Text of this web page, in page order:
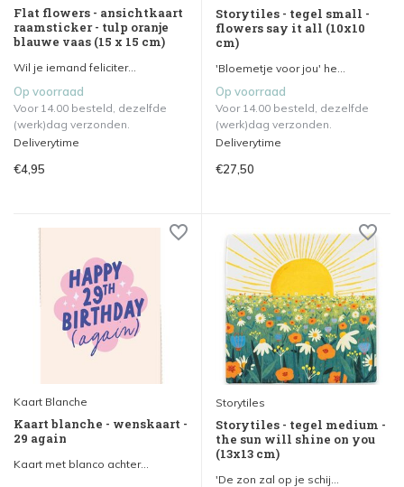
Flat flowers - ansichtkaart
raamsticker - tulp oranje
blauwe vaas (15 x 15 cm)
Wil je iemand feliciter...
Op voorraad
Voor 14.00 besteld, dezelfde
(werk)dag verzonden.
Deliverytime
€4,95
Storytiles - tegel small -
flowers say it all (10x10
cm)
'Bloemetje voor jou' he...
Op voorraad
Voor 14.00 besteld, dezelfde
(werk)dag verzonden.
Deliverytime
€27,50
Kaart Blanche
Kaart blanche - wenskaart -
29 again
Kaart met blanco achter...
Storytiles
Storytiles - tegel medium -
the sun will shine on you
(13x13 cm)
'De zon zal op je schij...